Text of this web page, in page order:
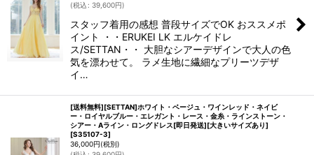
(税込 : 39,600円)
スタッフ着用の感想 普段サイズでOK おススメポ
イント ・・ERUKEI LK エルケイドレ
ス/SETTAN・・ 大胆なシアーデザインで大人の色
気を漂わせて。 ラメ生地に繊細なプリーツデザ
イ…
[送料無料][SETTAN]ホワイト・ベージュ・ワインレッド・ネイビ
ー・ロイヤルブルー・エレガント・レース・金糸・ラインストーン・
シアー・Aライン・ロングドレス[即日発送][大きいサイズあり]
[S35107-3]
36,000円(税別)